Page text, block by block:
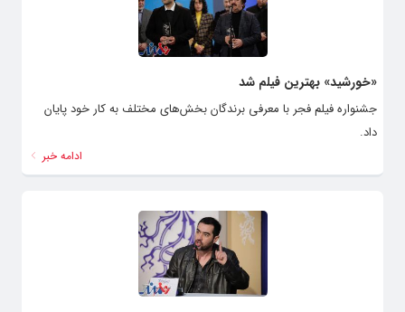
«خورشید» بهترین فیلم شد
جشنواره فیلم فجر با معرفی برندگان بخش‌های مختلف به کار خود پایان
داد.
ادامه خبر